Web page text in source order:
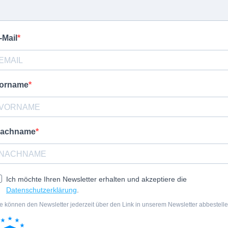
Mail
Ich möchte Ihren Newsletter erhalten und akzeptiere die
Datenschutzerklärung
können den Newsletter jederzeit über den Link in unserem Newsletter